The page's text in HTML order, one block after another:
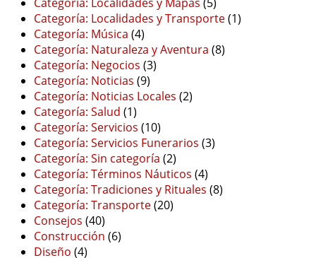
Categoría: Localidades y Transporte(1)
Categoría: Música (4)
Categoría: Naturaleza y Aventura (8)
Categoría: Negocios (3)
Categoría: Noticias (9)
Categoría: Noticias Locales (2)
Categoría: Salud (1)
Categoría: Servicios (10)
Categoría: Servicios Funerarios (3)
Categoría: Sin categoría (2)
Categoría: Términos Náuticos (4)
Categoría: Tradiciones y Rituales (8)
Categoría: Transporte(20)
Consejos (40)
Construcción (6)
Diseño (4)